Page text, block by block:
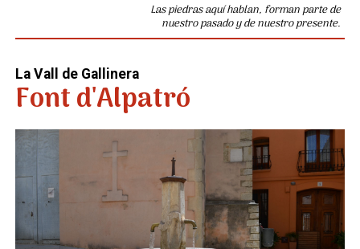
Las piedras aquí hablan, forman parte de
nuestro pasado y de nuestro presente.
La Vall de Gallinera
Font d'Alpatró